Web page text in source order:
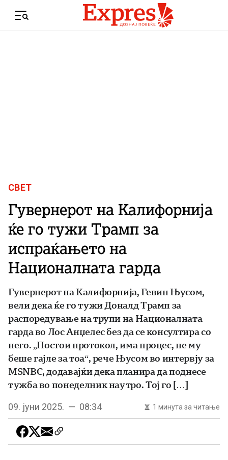
Menu
СВЕТ
Гувернерот на Калифорнија
ќе го тужи Трамп за
испраќањето на
Националната гарда
Гувернерот на Калифорнија, Гевин Њусом,
вели дека ќе го тужи Доналд Трамп за
распоредување на трупи на Националната
гарда во Лос Анџелес без да се консултира со
него. „Постои протокол, има процес, не му
беше гајле за тоа“, рече Њусом во интервју за
MSNBC, додавајќи дека планира да поднесе
тужба во понеделник наутро. Тој го […]
09. јуни 2025. — 08:34 1 минута за читање